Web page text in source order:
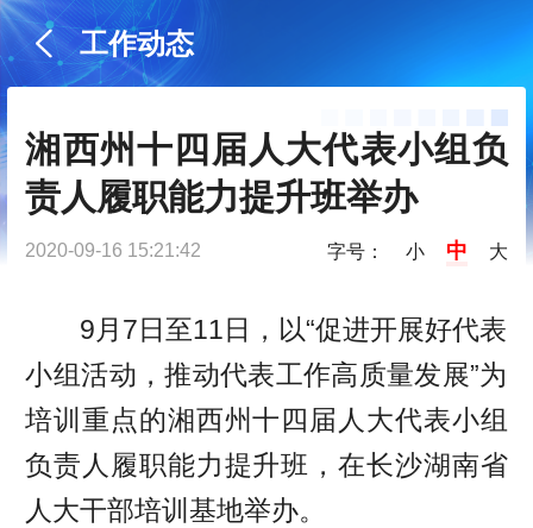
工作动态
湘西州十四届人大代表小组负
责人履职能力提升班举办
2020-09-16 15:21:42 字号： 小 中 大
9月7日至11日，以“促进开展好代表
小组活动，推动代表工作高质量发展”为
培训重点的湘西州十四届人大代表小组
负责人履职能力提升班，在长沙湖南省
人大干部培训基地举办。